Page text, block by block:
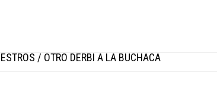
/ OTRO DERBI A LA BUCHACA